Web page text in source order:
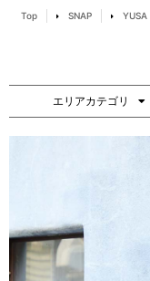
Top SNAP YUSA
エリアカテゴリ